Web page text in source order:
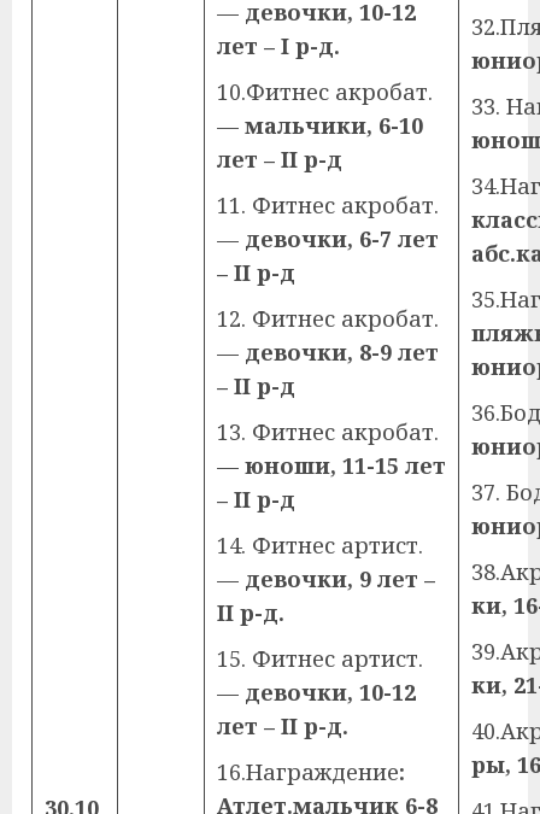
30.10
— девочки, 10-12
лет – I р-д.
10.Фитнес акробат.
— мальчики, 6-10
лет – II р-д
11. Фитнес акробат.
— девочки, 6-7 лет
– II р-д
12. Фитнес акробат.
— девочки, 8-9 лет
– II р-д
13. Фитнес акробат.
— юноши, 11-15 лет
– II р-д
14. Фитнес артист.
— девочки, 9 лет –
II р-д.
15. Фитнес артист.
— девочки, 10-12
лет – II р-д.
16.Награждение:
Атлет.мальчик 6-8
33.
37.
ки,
ки,
ры,